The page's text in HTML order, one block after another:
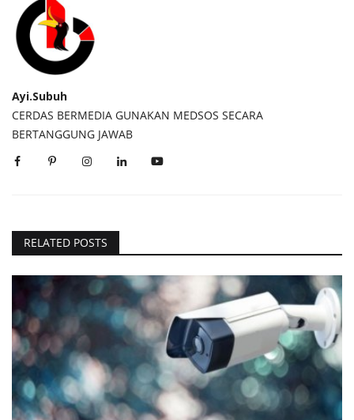
Ayi.Subuh
CERDAS BERMEDIA GUNAKAN MEDSOS SECARA
BERTANGGUNG JAWAB
RELATED POSTS